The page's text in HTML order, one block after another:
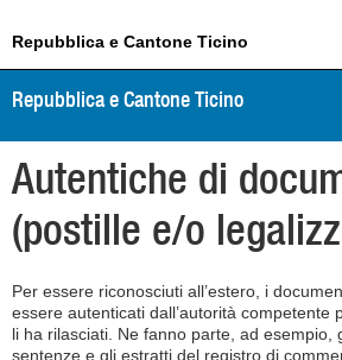
Repubblica e Cantone Ticino
Repubblica e Cantone Ticino
Autentiche di
(postille e/o
Per essere riconosciuti all’estero, i
essere autenticati dall’autorità competente
li ha rilasciati. Ne fanno parte, ad esempio,
sentenze e gli estratti del registro di